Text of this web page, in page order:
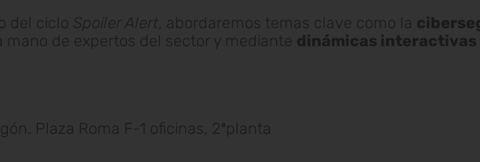
del ciclo Spoiler Alert, abordaremos temas clave como la
mano de expertos del sector y mediante dinámicas interactivas
Plaza Roma F-1 oficinas, 2ªplanta